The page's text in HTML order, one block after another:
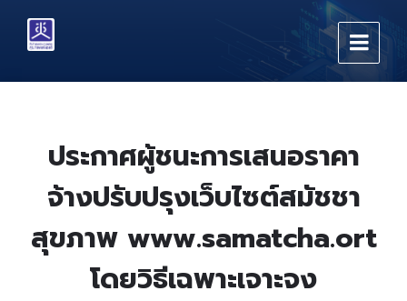
content
main
footer
ประกาศผู้ชนะการเสนอราคา
จ้างปรับปรุงเว็บไซต์สมัชชา
สุขภาพ www.samatcha.ort
โดยวิธีเฉพาะเจาะจง